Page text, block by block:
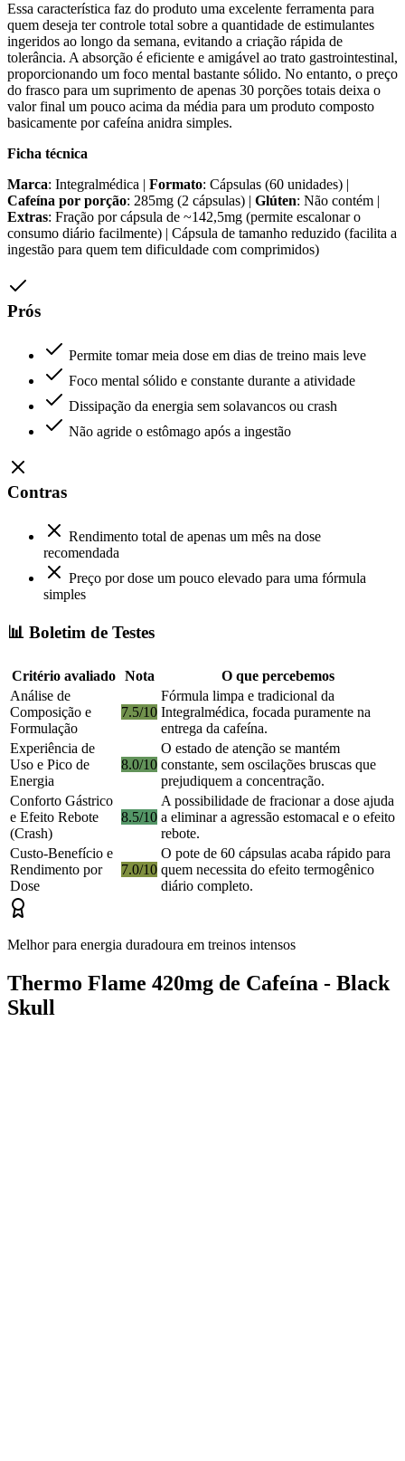
Essa característica faz do produto uma excelente ferramenta para
quem deseja ter controle total sobre a quantidade de estimulantes
ingeridos ao longo da semana, evitando a criação rápida de
tolerância. A absorção é eficiente e amigável ao trato gastrointestinal,
proporcionando um foco mental bastante sólido. No entanto, o preço
do frasco para um suprimento de apenas 30 porções totais deixa o
valor final um pouco acima da média para um produto composto
basicamente por cafeína anidra simples.
Ficha técnica
Marca: Integralmédica | Formato: Cápsulas (60 unidades) |
Cafeína por porção: 285mg (2 cápsulas) | Glúten: Não contém |
Extras: Fração por cápsula de ~142,5mg (permite escalonar o
consumo diário facilmente) | Cápsula de tamanho reduzido (facilita a
ingestão para quem tem dificuldade com comprimidos)
Prós
Permite tomar meia dose em dias de treino mais leve
Foco mental sólido e constante durante a atividade
Dissipação da energia sem solavancos ou crash
Não agride o estômago após a ingestão
Contras
Rendimento total de apenas um mês na dose
recomendada
Preço por dose um pouco elevado para uma fórmula
simples
📊 Boletim de Testes
Critério avaliado Nota
O que percebemos
Análise de
Composição e
Formulação
7.5/10
Fórmula limpa e tradicional da
Integralmédica, focada puramente na
entrega da cafeína.
Experiência de
Uso e Pico de
Energia
8.0/10
O estado de atenção se mantém
constante, sem oscilações bruscas que
prejudiquem a concentração.
Conforto Gástrico
e Efeito Rebote
(Crash)
8.5/10
A possibilidade de fracionar a dose ajuda
a eliminar a agressão estomacal e o efeito
rebote.
Custo-Benefício e
Rendimento por
Dose
7.0/10
O pote de 60 cápsulas acaba rápido para
quem necessita do efeito termogênico
diário completo.
Melhor para energia duradoura em treinos intensos
Thermo Flame 420mg de Cafeína - Black
Skull